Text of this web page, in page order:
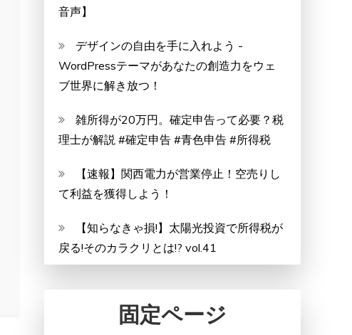
音声】
デザインの自由を手に入れよう -
WordPressテーマがあなたの創造力をウェ
ブ世界に解き放つ！
雑所得が20万円。確定申告って必要？税
理士が解説 #確定申告 #青色申告 #所得税
【速報】関西電力が営業停止！空売りし
て利益を獲得しよう！
【知らなきゃ損!】太陽光投資で所得税が
戻る!そのカラクリとは!? vol.41
固定ページ